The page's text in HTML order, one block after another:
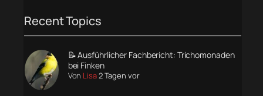
Recent Topics
📝 Ausführlicher Fachbericht: Trichomonaden
bei Finken
Von Lisa2 Tagen vor